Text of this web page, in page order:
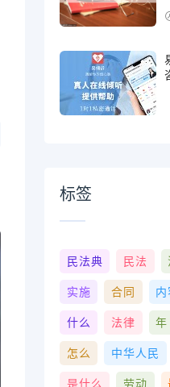
标签
民法典 民法
实施 合同 内
什么 法律 年
怎么 中华人民
是什么 劳动